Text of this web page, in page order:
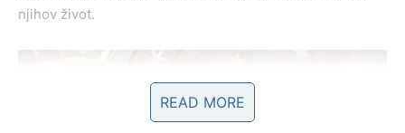
njihov život.
READ MORE